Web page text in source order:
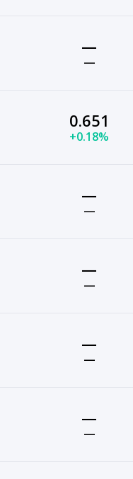
—
—
0.651
+0.18%
—
—
—
—
—
—
—
—